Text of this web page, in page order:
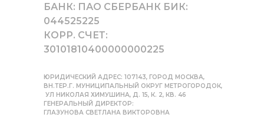
БАНК: ПАО СБЕРБАНК БИК:
044525225
КОРР. СЧЕТ:
30101810400000000225
ЮРИДИЧЕСКИЙ АДРЕС: 107143, ГОРОД МОСКВА,
ВН.ТЕР.Г. МУНИЦИПАЛЬНЫЙ ОКРУГ МЕТРОГОРОДОК,
УЛ НИКОЛАЯ ХИМУШИНА, Д. 15, К. 2, КВ. 46
ГЕНЕРАЛЬНЫЙ ДИРЕКТОР:
ГЛАЗУНОВА СВЕТЛАНА ВИКТОРОВНА